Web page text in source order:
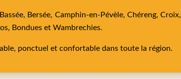
Bersée, Camphin-en-Pévèle,Chéreng,Croix,
Bondues et Wambrechies.
ponctuel et confortable dans toute la région.